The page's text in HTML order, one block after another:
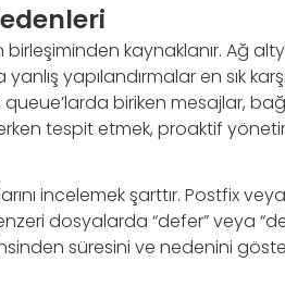
kaynaklanır. Ağ
yapılandırmalar en sık
biriken mesajlar,
tespit etmek, proaktif
incelemek şarttır. Postfix
dosyalarda “defer” veya
süresini ve nedenini